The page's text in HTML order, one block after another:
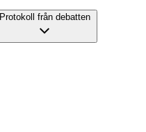
Protokoll från debatten